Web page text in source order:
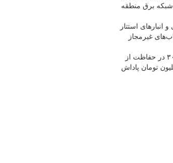
کیلووات، بار سنگینی بر شبکه برق منطقه
استتار
غیرمجاز
شرکت توانیر از شهروندان خواست با گزارش موارد مشکوک به سامانه پیامکی ۳۰۰۰۵۱۲۱ در حفاظت از
تومان پاداش